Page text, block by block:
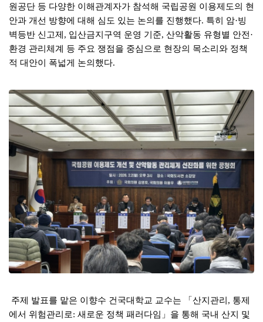
원공단 등 다양한 이해관계자가 참석해 국립공원 이용제도의 현
안과 개선 방향에 대해 심도 있는 논의를 진행했다. 특히 암·빙
벽등반 신고제, 입산금지구역 운영 기준, 산악활동 유형별 안전·
환경 관리체계 등 주요 쟁점을 중심으로 현장의 목소리와 정책
적 대안이 폭넓게 논의했다.
주제 발표를 맡은 이향수 건국대학교 교수는 「산지관리, 통제
에서 위험관리로: 새로운 정책 패러다임 」 을 통해 국내 산지 및